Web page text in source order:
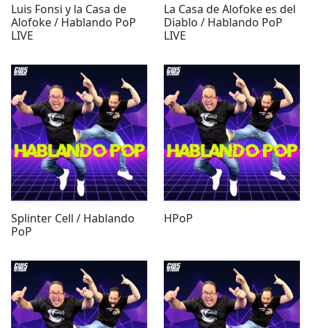
Luis Fonsi y la Casa de
Alofoke / Hablando PoP
LIVE
La Casa de Alofoke es del
Diablo / Hablando PoP
LIVE
Splinter Cell / Hablando
PoP
HPoP